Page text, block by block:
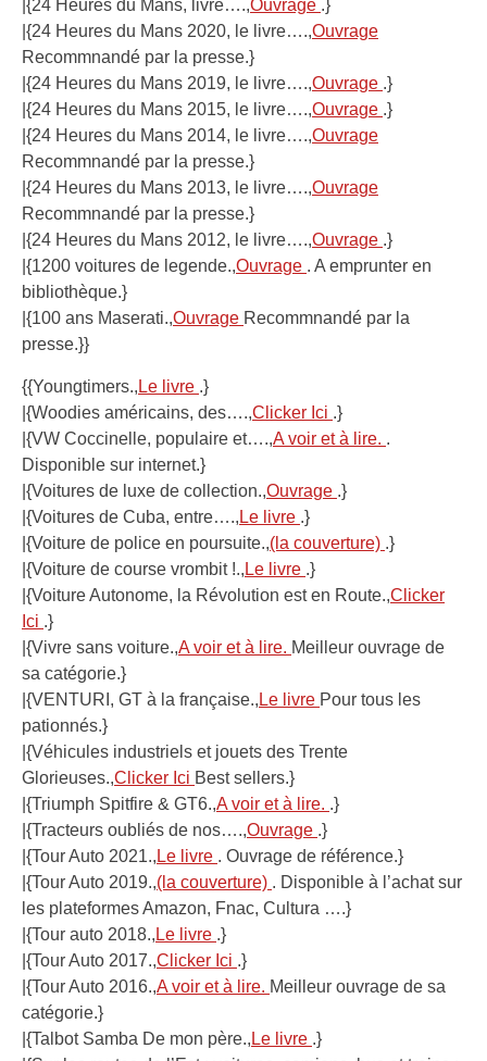
|{24 Heures du Mans, livre….,Ouvrage .}
|{24 Heures du Mans 2020, le livre….,Ouvrage
Recommnandé par la presse.}
|{24 Heures du Mans 2019, le livre….,Ouvrage .}
|{24 Heures du Mans 2015, le livre….,Ouvrage .}
|{24 Heures du Mans 2014, le livre….,Ouvrage
Recommnandé par la presse.}
|{24 Heures du Mans 2013, le livre….,Ouvrage
Recommnandé par la presse.}
|{24 Heures du Mans 2012, le livre….,Ouvrage .}
|{1200 voitures de legende.,Ouvrage . A emprunter en
bibliothèque.}
|{100 ans Maserati.,Ouvrage Recommnandé par la
presse.}}
{{Youngtimers., Le livre .}
|{Woodies américains, des….,Clicker Ici .}
|{VW Coccinelle, populaire et….,A voir et à lire. .
Disponible sur internet.}
|{Voitures de luxe de collection.,Ouvrage .}
|{Voitures de Cuba, entre…., Le livre .}
|{Voiture de police en poursuite.,(la couverture) .}
|{Voiture de course vrombit !., Le livre .}
|{Voiture Autonome, la Révolution est en Route.,Clicker
Ici .}
|{Vivre sans voiture.,A voir et à lire. Meilleur ouvrage de
sa catégorie.}
|{VENTURI, GT à la française., Le livre Pour tous les
pationnés.}
|{Véhicules industriels et jouets des Trente
Glorieuses.,Clicker Ici Best sellers.}
|{Triumph Spitfire & GT6.,A voir et à lire. .}
|{Tracteurs oubliés de nos….,Ouvrage .}
|{Tour Auto 2021., Le livre . Ouvrage de référence.}
|{Tour Auto 2019.,(la couverture) . Disponible à l’achat sur
les plateformes Amazon, Fnac, Cultura ….}
|{Tour auto 2018., Le livre .}
|{Tour Auto 2017.,Clicker Ici .}
|{Tour Auto 2016.,A voir et à lire. Meilleur ouvrage de sa
catégorie.}
|{Talbot Samba De mon père., Le livre .}